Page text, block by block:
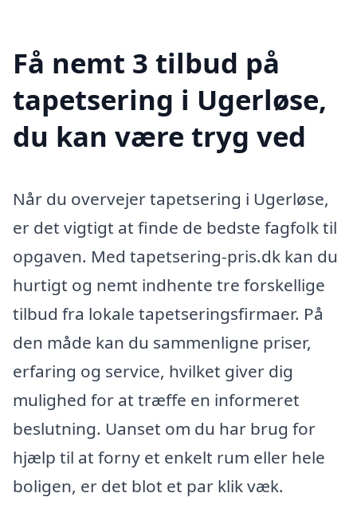
Få nemt 3 tilbud på
tapetsering i Ugerløse,
du kan være tryg ved
Når du overvejer tapetsering i Ugerløse,
er det vigtigt at finde de bedste fagfolk til
opgaven. Med tapetsering-pris.dk kan du
hurtigt og nemt indhente tre forskellige
tilbud fra lokale tapetseringsfirmaer. På
den måde kan du sammenligne priser,
erfaring og service, hvilket giver dig
mulighed for at træffe en informeret
beslutning. Uanset om du har brug for
hjælp til at forny et enkelt rum eller hele
boligen, er det blot et par klik væk.